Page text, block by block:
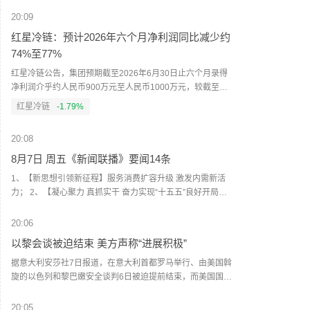
25.94亿，同比增长5.8%；农村居民国内出游人次8.69亿，同
同比增长6.0%；二季度国内居民出游人次15.62亿，同比增长
4.8%。2026年上半年，国内居民出游总花费3.21万亿元，比
上年增加0.06万亿元，同比增长2.0%。其中，城镇居民出游
花费2.66万亿元，同比增长2.2%；农村居民出游花费0.56万
20:09
红星冷链：预计2026年六个月净利润同比减少约
74%至77%
红星冷链公告，集团预期截至2026年6月30日止六个月录得
净利润介乎约人民币900万元至人民币1000万元，较截至
2025年6月30日止六个月的净利润约人民币3970万元减少约
红星冷链 -1.79%
20:08
8月7日 周五《新闻联播》要闻14条
1、【新思想引领新征程】服务消费扩容升级 激发内需新活
力； 2、【凝心聚力 真抓实干 奋力实现“十五五”良好开局】
货物贸易进出口超30万亿元； 4、大面积单产提升持续加力
6、7月末我国外汇储备规模34188亿美元； 7、7月份中国仓
储指数继续扩张； 8、全国公平竞争审查专项行动取得阶段性
成果； 9、日本民众集会反对高市政权危险动向 俄外交部敦
方通行霍尔木兹海峡 美总统称某些类型弹药的供应略微紧
20:06
以黎会谈被迫结束 美方声称“进展积极”
据意大利安莎社7日报道，在意大利首都罗马举行、由美国斡
旋的以色列和黎巴嫩安全谈判6日被迫提前结束，而美国国务
始举行，为期3天，重点讨论两国边境安全安排以及落实6月
20:05